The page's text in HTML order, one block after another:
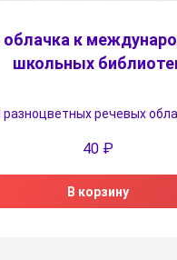
облачка к
школьных
речевых
40 ₽
В корзину